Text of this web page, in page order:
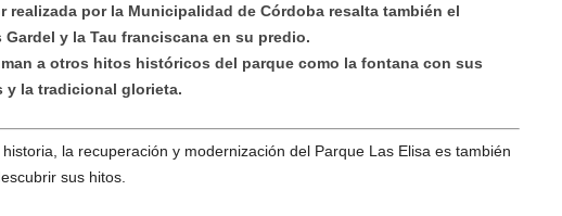
realizada por la Municipalidad de Córdoba resalta también el
Gardel y la Tau franciscana en su predio.
a otros hitos históricos del parque como la fontana con sus
y la tradicional glorieta.
la recuperación y modernización del Parque Las Elisa es también
sus hitos.